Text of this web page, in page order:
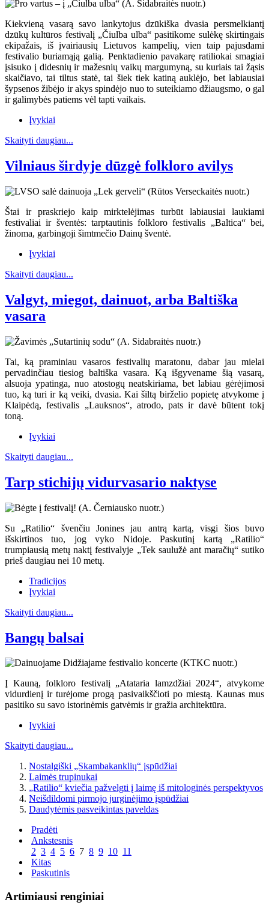
Kiekvieną vasarą savo lankytojus dzūkiška dvasia persmelkiantį
dzūkų kultūros festivalį „Čiulba ulba“ pasitikome sulėkę skirtingais
ekipažais, iš įvairiausių Lietuvos kampelių, vien taip pajusdami
festivalio buriamąją galią. Penktadienio pavakarę ratiliokai smagiai
įsisuko į didesnių ir mažesnių vaikų margumyną, su kuriais tai žąsis
skaičiavo, tai tiltus statė, tai šiek tiek katiną auklėjo, bet labiausiai
šypsenos žibėjo ir akys spindėjo nuo to suteikiamo džiaugsmo, o gal
ir galimybės patiems vėl tapti vaikais.
Įvykiai
Skaityti daugiau...
Vilniaus širdyje dūzgė folkloro avilys
Štai ir praskriejo kaip mirktelėjimas turbūt labiausiai laukiami
festivaliai ir šventės: tarptautinis folkloro festivalis „Baltica“ bei,
žinoma, garbingoji šimtmečio Dainų šventė.
Įvykiai
Skaityti daugiau...
Valgyt, miegot, dainuot, arba Baltiška
vasara
Tai, ką praminiau vasaros festivalių maratonu, dabar jau mielai
pervadinčiau tiesiog baltiška vasara. Ką išgyvename šią vasarą,
alsuoja ypatinga, nuo atostogų neatskiriama, bet labiau gėrėjimosi
tuo, ką turi ir ką veiki, dvasia. Kai šiltą birželio popietę atvykome į
Klaipėdą, festivalis „Lauksnos“, atrodo, pats ir davė būtent tokį
toną.
Įvykiai
Skaityti daugiau...
Tarp stichijų vidurvasario naktyse
Su „Ratilio“ švenčiu Jonines jau antrą kartą, visgi šios buvo
išskirtinos tuo, jog vyko Nidoje. Paskutinį kartą „Ratilio“
trumpiausią metų naktį festivalyje „Tek saulužė ant maračių“ sutiko
prieš daugiau nei 10 metų.
Tradicijos
Įvykiai
Skaityti daugiau...
Bangų balsai
Į Kauną, folkloro festivalį „Atataria lamzdžiai 2024“, atvykome
vidurdienį ir turėjome progą pasivaikščioti po miestą. Kaunas mus
pasitiko su savo istorinėmis gatvėmis ir gražia architektūra.
Įvykiai
Skaityti daugiau...
Nostalgiški „Skambakanklių“ įspūdžiai
Laimės trupinukai
„Ratilio“ kviečia pažvelgti į laimę iš mitologinės perspektyvos
Neišdildomi pirmojo jurginėjimo įspūdžiai
Daudytėmis pasveikintas paveldas
Pradėti
Ankstesnis
2 3 4 5 6 7 8 9 10 11
Kitas
Paskutinis
Artimiausi renginiai